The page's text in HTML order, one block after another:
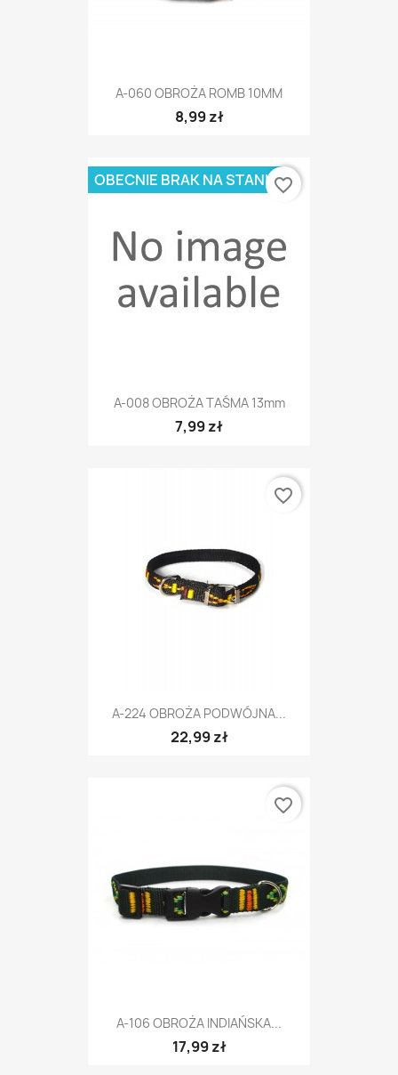
A-060 OBROŻA ROMB 10MM
8,99 zł
A-008 OBROŻA TAŚMA 13mm
7,99 zł
OBECNIE BRAK NA STANIEfavorite_border
A-224 OBROŻA PODWÓJNA...
22,99 zł
favorite_border
A-106 OBROŻA INDIAŃSKA...
17,99 zł
favorite_border